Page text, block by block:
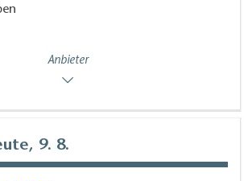
Anbieter
9. 8.